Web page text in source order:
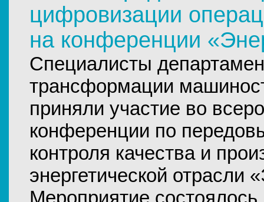
цифровизации
на конференции
Специалисты
трансформации
приняли участие во
конференции по
контроля качества и
энергетической отрасли
Мероприятие состоялось